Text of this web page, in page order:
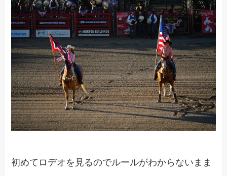
初めてロデオを見るのでルールがわからないまま